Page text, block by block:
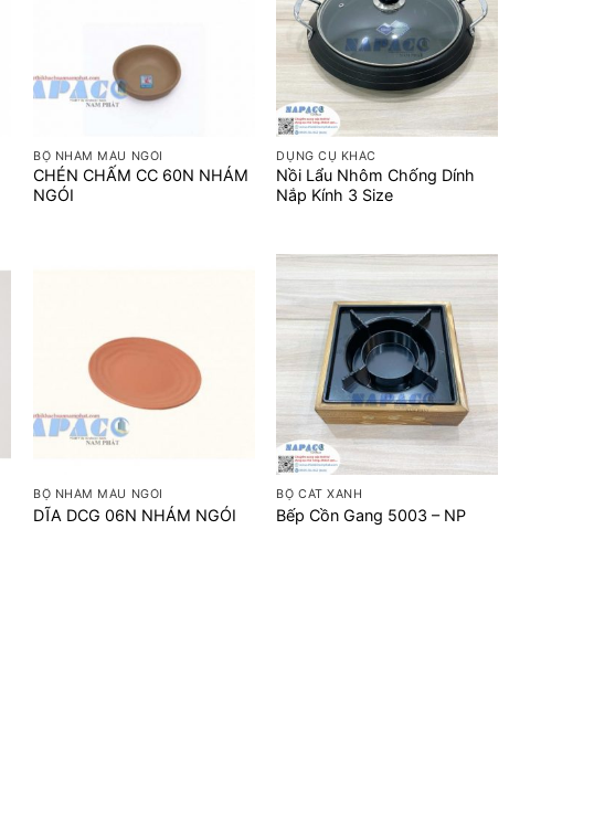
BỘ NHÁM MÀU NGÓI
CHÉN CHẤM CC 60N NHÁM
NGÓI
+
DỤNG CỤ KHÁC
Nồi Lẩu Nhôm Chống Dính
Nắp Kính 3 Size
BỘ NHÁM MÀU NGÓI
DĨA DCG 06N NHÁM NGÓI
+
BỘ CÁT XANH
Bếp Cồn Gang 5003 – NP